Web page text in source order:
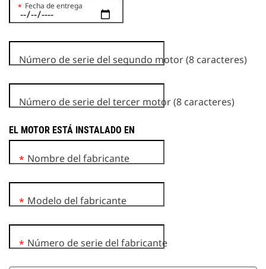
Fecha de entrega
*
Número de serie del segundo motor (8 caracteres)
Número de serie del tercer motor (8 caracteres)
EL MOTOR ESTÁ INSTALADO EN
Nombre del fabricante
*
Modelo del fabricante
*
Número de serie del fabricante
*